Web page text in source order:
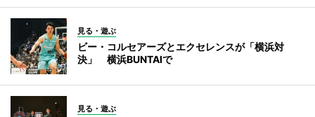
見る・遊ぶ
ビー・コルセアーズとエクセレンスが「横浜対
決」 横浜BUNTAIで
見る・遊ぶ